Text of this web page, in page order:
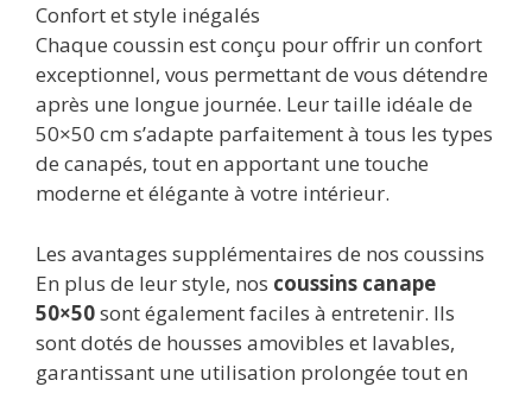
Confort et style inégalés
Chaque coussin est conçu pour offrir un confort
exceptionnel, vous permettant de vous détendre
après une longue journée. Leur taille idéale de
50×50 cm s’adapte parfaitement à tous les types
de canapés, tout en apportant une touche
moderne et élégante à votre intérieur.
Les avantages supplémentaires de nos coussins
En plus de leur style, nos coussins canape
50×50sont également faciles à entretenir. Ils
sont dotés de housses amovibles et lavables,
garantissant une utilisation prolongée tout en